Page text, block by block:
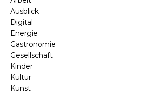
Ausblick
Digital
Energie
Gastronomie
Gesellschaft
Kinder
Kultur
Kunst